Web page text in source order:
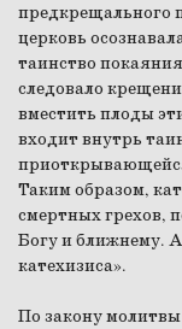
предкрещального
церковь
таинство
следовало
вместить плоды
входит внутрь
Таким образом,
смертных грехов,
Богу и ближнему. А
катехизиса».
По закону